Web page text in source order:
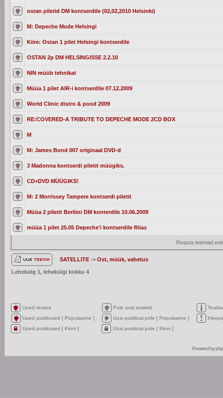
ostan piletid DM kontserdile (02,02,2010 Helsinki)
M: Depeche Mode Helsingi
Kiire: Ostan 1 pilet Helsingi kontserdile
OSTAN 2p DM HELSINGISSE 2.2.10
NIN müüb tehnikat
Müüa 1 pilet AIR-i kontserdile 07.12.2009
World Clinic distro & pood 2009
RE:COVERED-A TRIBUTE TO DEPECHE MODE 2CD BOX
M
M: James Bond 007 originaal DVD-d
3 Madonna kontserdi piletit müügiks.
CD+DVD MÜÜGIKS!
M: 2 Morrissey Tampere kontserdi piletit
Müüa 2 piletit Berliini DM konterdile 10.06.2009
müüa 1 pilet 25.05 Depeche'i kontserdile Riias
Reasta teemad
SATELLITE -> Ost, müük, vahetus
Lehekülg 1, lehekülgi kokku 4
Uued teated Pole uusi teateid
Uued postitused [ Populaarne ]
Uusi postitusi pole [ Populaarne ]
Kleeps
Uued postitused [ Kinni ]
Uusi postitusi pole [ Kinni ]
Powered by